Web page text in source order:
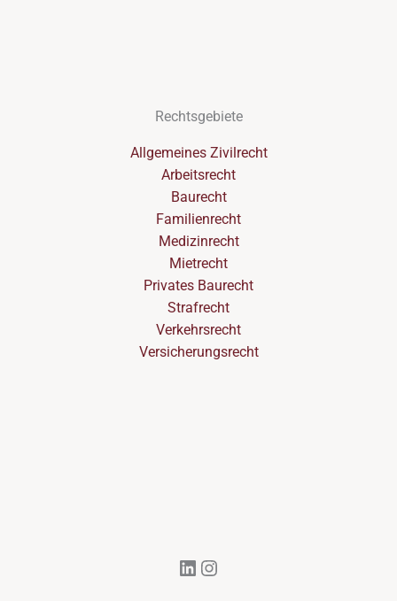
Rechtsgebiete
Allgemeines Zivilrecht
Arbeitsrecht
Baurecht
Familienrecht
Medizinrecht
Mietrecht
Privates Baurecht
Strafrecht
Verkehrsrecht
Versicherungsrecht
LinkedIn
Instagram